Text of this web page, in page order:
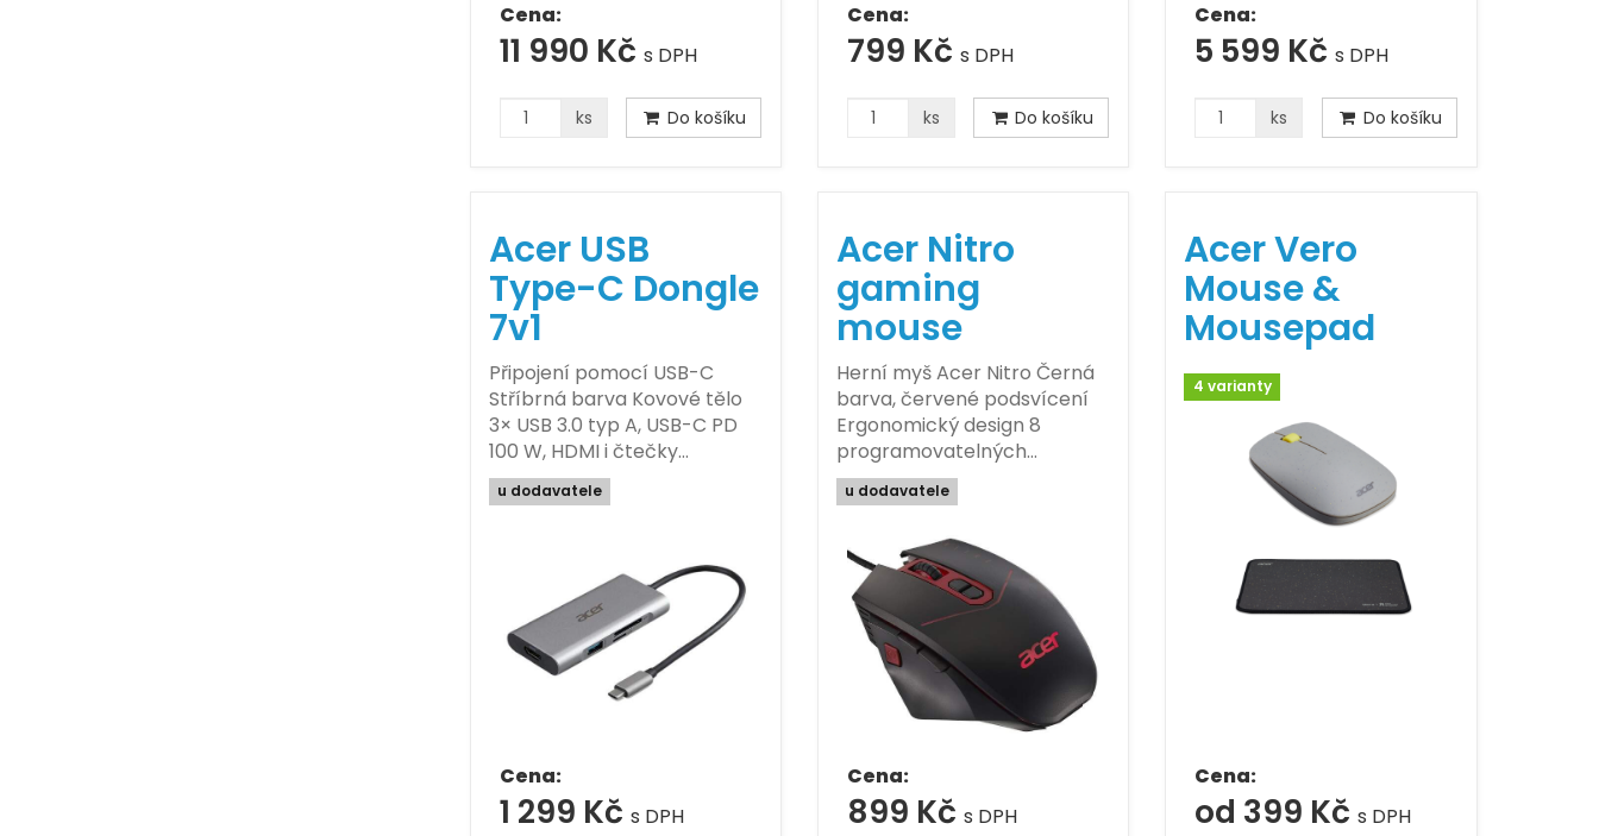
Cena:
11 990 Kč s DPH
ks Do košíku
Cena:
799 Kč s DPH
ks Do košíku
Cena:
5 599 Kčs DPH
ks Do košíku
Acer USB
Type-C Dongle
7v1
Připojení pomocí USB-C
Stříbrná barva Kovové tělo
3× USB 3.0 typ A, USB-C PD
100 W, HDMI i čtečky…
u dodavatele
Cena:
1 299 Kč s DPH
Acer Nitro
gaming
mouse
Herní myš Acer Nitro Černá
barva, červené podsvícení
Ergonomický design 8
programovatelných…
u dodavatele
Cena:
899 Kč s DPH
Acer Vero
Mouse &
Mousepad
4 varianty
Cena:
od 399 Kčs DPH